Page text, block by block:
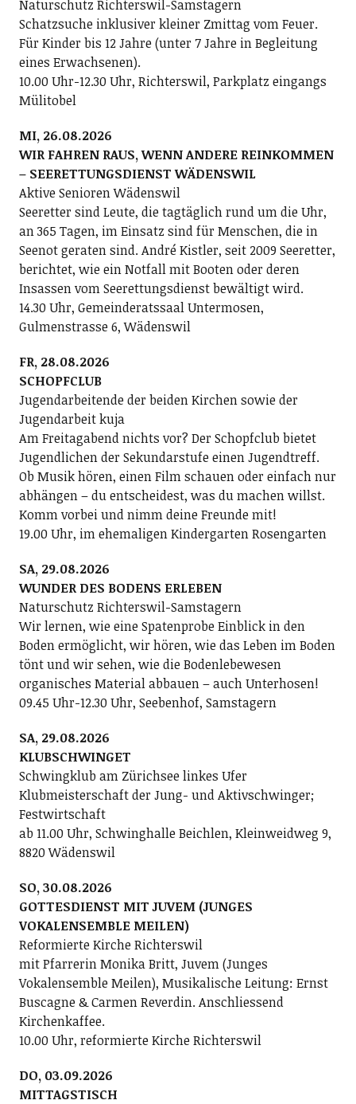
Naturschutz Richterswil-Samstagern
Schatzsuche inklusiver kleiner Zmittag vom Feuer.
Für Kinder bis 12 Jahre (unter 7 Jahre in Begleitung
eines Erwachsenen).
10.00 Uhr-12.30 Uhr, Richterswil, Parkplatz eingangs
Mülitobel
MI, 26.08.2026
WIR FAHREN RAUS, WENN ANDERE REINKOMMEN
– SEERETTUNGSDIENST WÄDENSWIL
Aktive Senioren Wädenswil
Seeretter sind Leute, die tagtäglich rund um die Uhr,
an 365 Tagen, im Einsatz sind für Menschen, die in
Seenot geraten sind. André Kistler, seit 2009 Seeretter,
berichtet, wie ein Notfall mit Booten oder deren
Insassen vom Seerettungsdienst bewältigt wird.
14.30 Uhr, Gemeinderatssaal Untermosen,
Gulmenstrasse 6, Wädenswil
FR, 28.08.2026
SCHOPFCLUB
Jugendarbeitende der beiden Kirchen sowie der
Jugendarbeit kuja
Am Freitagabend nichts vor? Der Schopfclub bietet
Jugendlichen der Sekundarstufe einen Jugendtreff.
Ob Musik hören, einen Film schauen oder einfach nur
abhängen – du entscheidest, was du machen willst.
Komm vorbei und nimm deine Freunde mit!
19.00 Uhr, im ehemaligen Kindergarten Rosengarten
SA, 29.08.2026
WUNDER DES BODENS ERLEBEN
Naturschutz Richterswil-Samstagern
Wir lernen, wie eine Spatenprobe Einblick in den
Boden ermöglicht, wir hören, wie das Leben im Boden
tönt und wir sehen, wie die Bodenlebewesen
organisches Material abbauen – auch Unterhosen!
09.45 Uhr-12.30 Uhr, Seebenhof, Samstagern
SA, 29.08.2026
KLUBSCHWINGET
Schwingklub am Zürichsee linkes Ufer
Klubmeisterschaft der Jung- und Aktivschwinger;
Festwirtschaft
ab 11.00 Uhr, Schwinghalle Beichlen, Kleinweidweg 9,
8820 Wädenswil
SO, 30.08.2026
GOTTESDIENST MIT JUVEM (JUNGES
VOKALENSEMBLE MEILEN)
Reformierte Kirche Richterswil
mit Pfarrerin Monika Britt, Juvem (Junges
Vokalensemble Meilen), Musikalische Leitung: Ernst
Buscagne & Carmen Reverdin. Anschliessend
Kirchenkaffee.
10.00 Uhr, reformierte Kirche Richterswil
DO, 03.09.2026
MITTAGSTISCH